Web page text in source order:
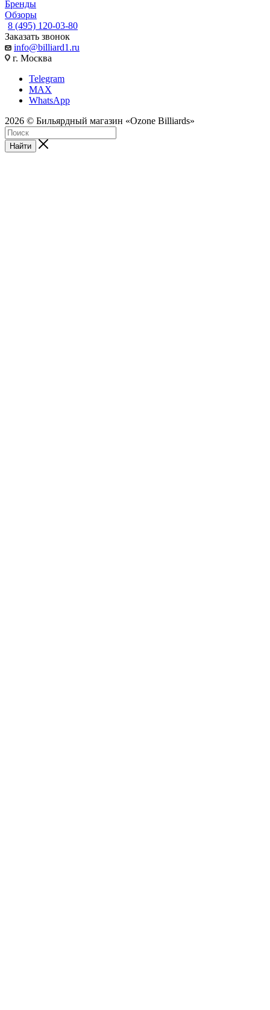
Бренды
Обзоры
8 (495) 120-03-80
Заказать звонок
info@billiard1.ru
г. Москва
Telegram
MAX
WhatsApp
2026 © Бильярдный магазин «Ozone Billiards»
Найти